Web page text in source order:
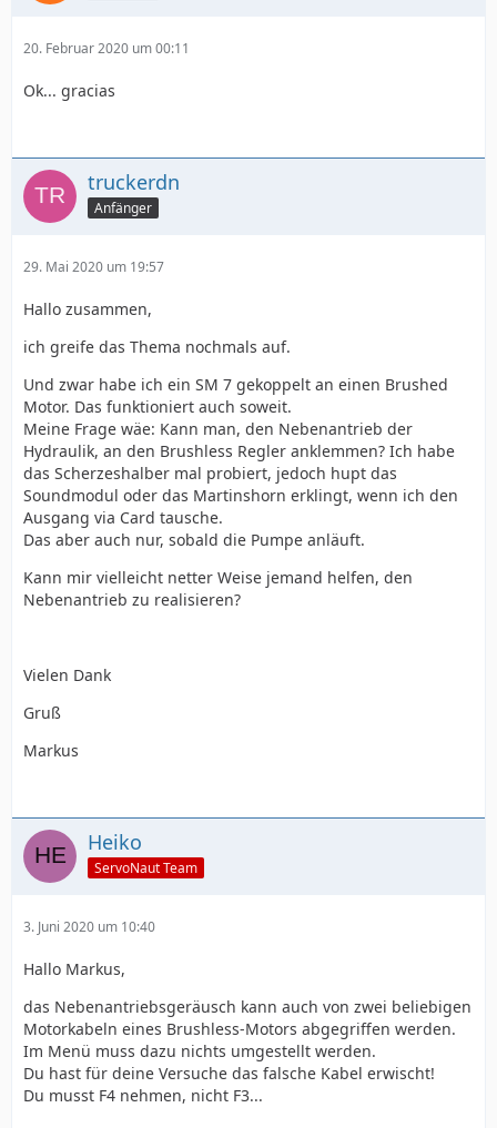
20. Februar 2020 um 00:11
Ok... gracias
truckerdn
Anfänger
29. Mai 2020 um 19:57
Hallo zusammen,
ich greife das Thema nochmals auf.
Und zwar habe ich ein SM 7 gekoppelt an einen Brushed
Motor. Das funktioniert auch soweit.
Meine Frage wäe: Kann man, den Nebenantrieb der
Hydraulik, an den Brushless Regler anklemmen? Ich habe
das Scherzeshalber mal probiert, jedoch hupt das
Soundmodul oder das Martinshorn erklingt, wenn ich den
Ausgang via Card tausche.
Das aber auch nur, sobald die Pumpe anläuft.
Kann mir vielleicht netter Weise jemand helfen, den
Nebenantrieb zu realisieren?
Vielen Dank
Gruß
Markus
Heiko
ServoNaut Team
3. Juni 2020 um 10:40
Hallo Markus,
das Nebenantriebsgeräusch kann auch von zwei beliebigen
Motorkabeln eines Brushless-Motors abgegriffen werden.
Im Menü muss dazu nichts umgestellt werden.
Du hast für deine Versuche das falsche Kabel erwischt!
Du musst F4 nehmen, nicht F3...